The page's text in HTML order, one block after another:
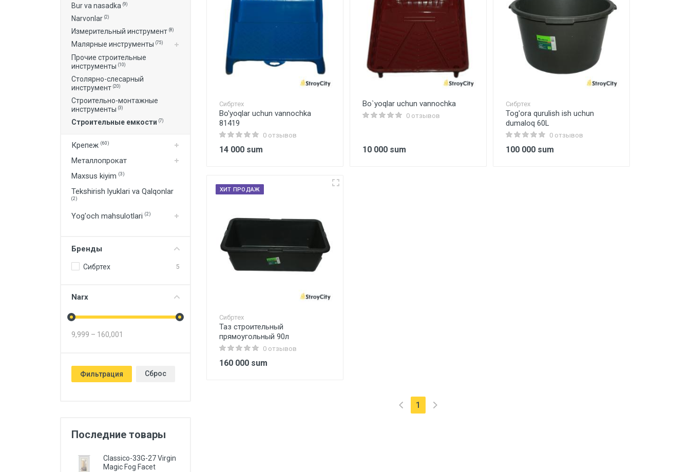
Bur va nasadka (9)
Narvonlar (2)
Измерительный инструмент (8)
Малярные инструменты (75)
Прочие строительные
инструменты (10)
Столярно-слесарный
инструмент (20)
Строительно-монтажные
инструменты (3)
Строительные емкости (7)
Крепеж (60)
Металлопрокат
Maxsus kiyim (3)
Tekshirish lyuklari va Qalqonlar
(2)
Yog'och mahsulotlari (2)
Бренды
Сибртех 5
Narx
9,999 – 160,001
Фильтрация Сброс
Последние товары
Classico-33G-27 Virgin
Magic Fog Facet
Сибртех
Bo'yoqlar uchun vannochka
81419
0 отзывов
14 000 sum
Bo`yoqlar uchun vannochka
0 отзывов
10 000 sum
Сибртех
Tog'ora qurulish ish uchun
dumaloq 60L
0 отзывов
100 000 sum
ХИТ ПРОДАЖ
Сибртех
Таз строительный
прямоугольный 90л
0 отзывов
160 000 sum
1 (текущая)